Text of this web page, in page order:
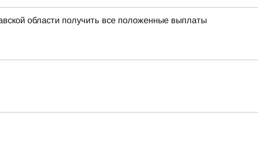
области получить все положенные выплаты